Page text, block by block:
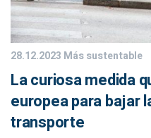
28.12.2023 Más sustentable
La curiosa medida
europea para bajar
transporte